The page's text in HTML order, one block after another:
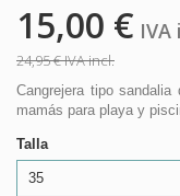
15,00 € IVA
24,95 €IVA incl.
Cangrejera tipo
mamás para playa y
Talla
35